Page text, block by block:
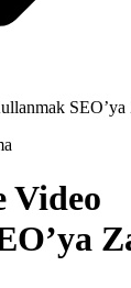
Video